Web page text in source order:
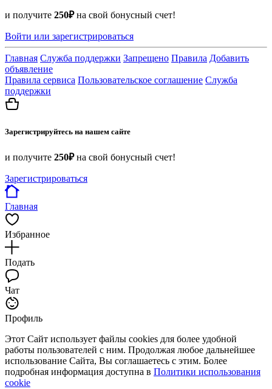
и получите 250₽на свой бонусный счет!
Войти или зарегистрироваться
Главная Служба поддержки Запрещено Правила Добавить
объявление
Правила сервиса Пользовательское соглашение Служба
поддержки
Зарегистрируйтесь на нашем сайте
и получите 250₽на свой бонусный счет!
Зарегистрироваться
Главная
Избранное
Подать
Чат
Профиль
Этот Сайт использует файлы cookies для более удобной
работы пользователей с ним. Продолжая любое дальнейшее
использование Сайта, Вы соглашаетесь с этим. Более
подробная информация доступна в Политики использования
cookie